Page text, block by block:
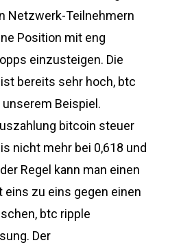
Netzwerk-Teilnehmern
Position mit eng
einzusteigen. Die
bereits sehr hoch, btc
Beispiel.
bitcoin steuer
nicht mehr bei 0,618 und
Regel kann man einen
eins zu eins gegen einen
btc ripple
Der